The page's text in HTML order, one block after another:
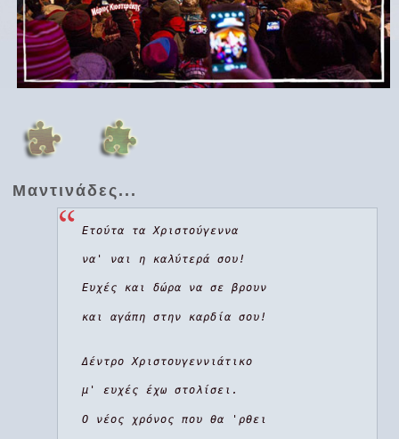
Μαντινάδες...
Ετούτα τα Χριστούγεννα
να' ναι η καλύτερά σου!
Ευχές και δώρα να σε βρουν
και αγάπη στην καρδία σου!
Δέντρο Χριστουγεννιάτικο
μ' ευχές έχω στολίσει.
Ο νέος χρόνος που θα 'ρθει